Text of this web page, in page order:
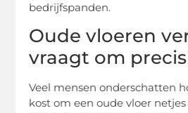
bedrijfspanden.
Oude vloeren
vraagt om
Veel mensen onderschatten
kost om een oude vloer